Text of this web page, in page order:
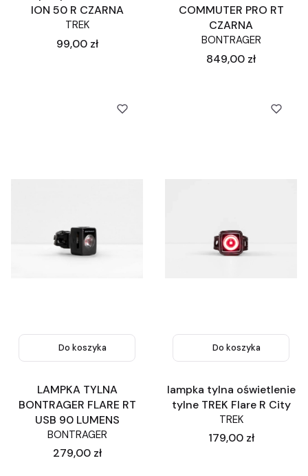
ION 50 R CZARNA
TREK
Cena
99,00 zł
COMMUTER PRO RT
CZARNA
BONTRAGER
Cena
849,00 zł
Do koszyka
LAMPKA TYLNA
BONTRAGER FLARE RT
USB 90 LUMENS
BONTRAGER
Cena
279,00 zł
Do koszyka
lampka tylna oświetlenie
tylne TREK Flare R City
TREK
Cena
179,00 zł